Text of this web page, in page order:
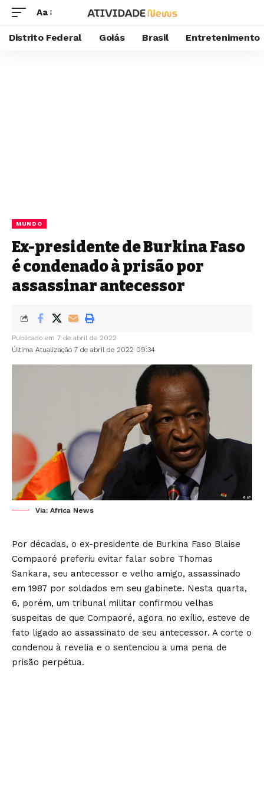
Aa
Distrito Federal Goiás Brasil Entretenimento
MUNDO
Ex-presidente de Burkina Faso
é condenado à prisão por
assassinar antecessor
Última Atualização 7 de abril de 2022 09:34
Publicado em 7 de abril de 2022
Via: Africa News
Por décadas, o ex-presidente de Burkina Faso Blaise
Compaoré preferiu evitar falar sobre Thomas
Sankara, seu antecessor e velho amigo, assassinado
em 1987 por soldados em seu gabinete. Nesta quarta,
6, porém, um tribunal militar confirmou velhas
suspeitas de que Compaoré, agora no exílio, esteve de
fato ligado ao assassinato de seu antecessor. A corte o
condenou à revelia e o sentenciou a uma pena de
prisão perpétua.